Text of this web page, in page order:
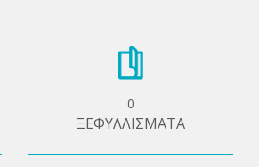
0
ΞΕΦΥΛΛΙΣΜΑΤΑ